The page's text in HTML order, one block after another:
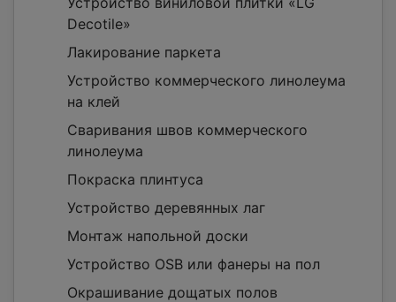
Decotile»
Лакирование паркета
Устройство коммерческого линолеума
на клей
Сваривания швов коммерческого
линолеума
Покраска плинтуса
Устройство деревянных лаг
Монтаж напольной доски
Устройство OSB или фанеры на пол
Окрашивание дощатых полов